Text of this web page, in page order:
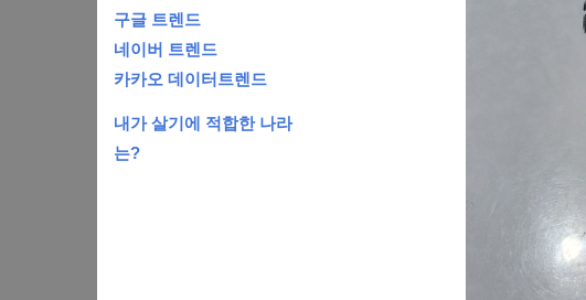
구글 트렌드
네이버 트렌드
카카오 데이터트렌드
내가 살기에 적합한 나라
는?